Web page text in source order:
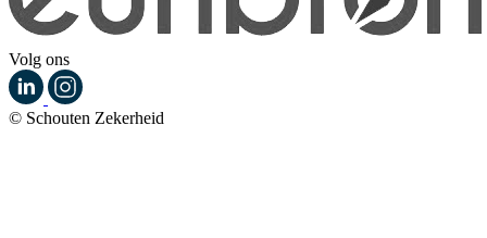
Volg ons
© Schouten Zekerheid